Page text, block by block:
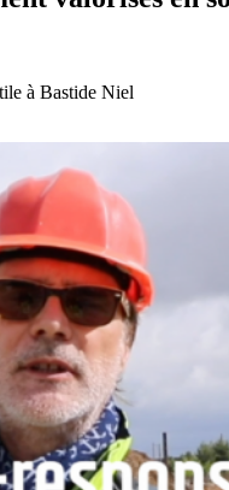
à Bastide Niel